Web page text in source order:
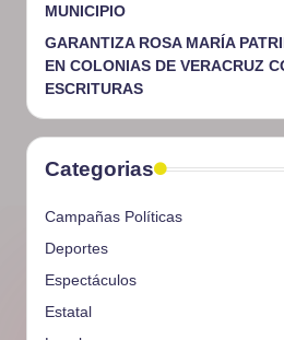
MUNICIPIO
GARANTIZA ROSA MARÍA
EN COLONIAS DE VERACRUZ
ESCRITURAS
Categorias
Campañas Políticas
Deportes
Espectáculos
Estatal